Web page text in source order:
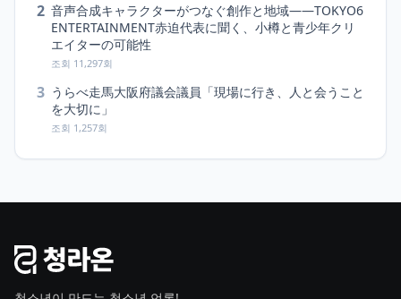
2 音声合成キャラクターがつなぐ創作と地域――TOKYO6
ENTERTAINMENT赤迫代表に聞く、小樽と青少年クリ
エイターの可能性
조회 11,297회
3 うらべ走馬大阪府議会議員「現場に行き、人と会うこと
を大切に」
조회 1,257회